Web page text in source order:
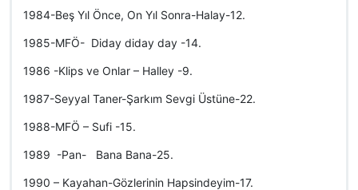
1984-Beş Yıl Önce, On Yıl Sonra-Halay-12.
1985-MFÖ- Diday diday day -14.
1986 -Klips ve Onlar – Halley -9.
1987-Seyyal Taner-Şarkım Sevgi Üstüne-22.
1988-MFÖ – Sufi -15.
1989 -Pan- Bana Bana-25.
1990 – Kayahan-Gözlerinin Hapsindeyim-17.